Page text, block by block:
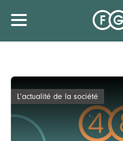
L’actualité de la société